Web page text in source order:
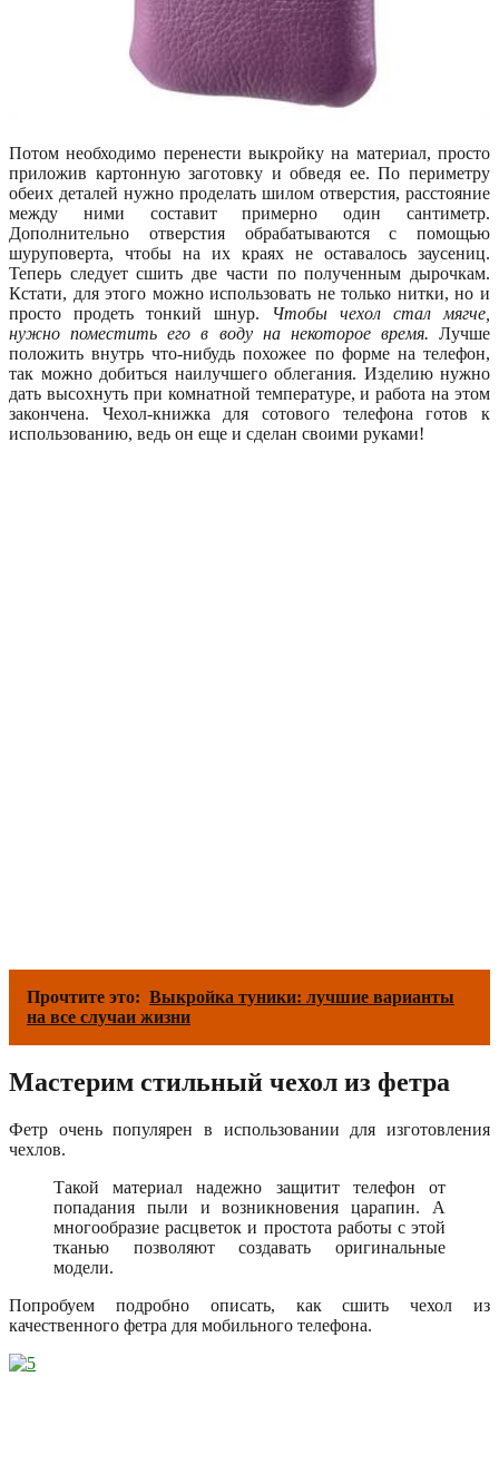
Потом необходимо перенести выкройку на материал, просто
приложив картонную заготовку и обведя ее. По периметру
обеих деталей нужно проделать шилом отверстия, расстояние
между ними составит примерно один сантиметр.
Дополнительно отверстия обрабатываются с помощью
шуруповерта, чтобы на их краях не оставалось заусениц.
Теперь следует сшить две части по полученным дырочкам.
Кстати, для этого можно использовать не только нитки, но и
просто продеть тонкий шнур.
Чтобы чехол стал мягче,
нужно поместить его в воду на некоторое время. Лучше
положить внутрь что-нибудь похожее по форме на телефон,
так можно добиться наилучшего облегания. Изделию нужно
дать высохнуть при комнатной температуре, и работа на этом
закончена. Чехол-книжка для сотового телефона готов к
использованию, ведь он еще и сделан своими руками!
Прочтите это: Выкройка туники: лучшие варианты
на все случаи жизни
Мастерим стильный чехол из фетра
Фетр очень популярен в использовании для изготовления
чехлов.
Такой материал надежно защитит телефон от
попадания пыли и возникновения царапин. А
многообразие расцветок и простота работы с этой
тканью позволяют создавать оригинальные
модели.
Попробуем подробно описать, как сшить чехол из
качественного фетра для мобильного телефона.